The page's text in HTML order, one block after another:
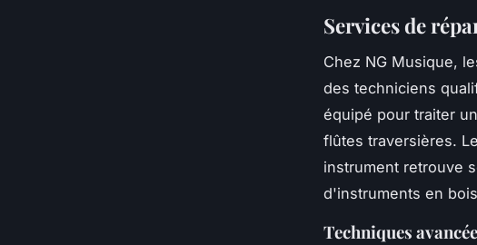
Services de
Chez NG Musique,
des techniciens
équipé pour traiter
flûtes traversières.
instrument retrouve
d'instruments en
Techniques